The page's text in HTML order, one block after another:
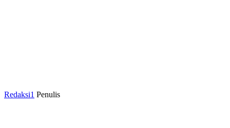
Redaksi1 Penulis